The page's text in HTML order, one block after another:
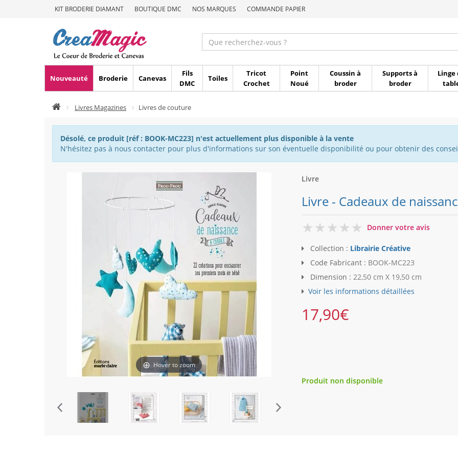
KIT BRODERIE DIAMANT BOUTIQUE DMC NOS MARQUES COMMANDE PAPIER
Nouveauté Broderie Canevas
Fils
DMC
Toiles
Tricot
Crochet
Point
Noué
Coussin à
broder
Supports à
broder
Linge
Livres Magazines Livres de couture
Désolé, ce produit [réf : BOOK-MC223] n'est actuellement plus disponible à la vente
N'hésitez pas à nous contacter pour plus d'informations sur son éventuelle disponibilité ou pour obtenir des
Hover to zoom
Livre
Livre - Cadeaux de
0
Donner votre avis
Collection : Librairie Créative
Code Fabricant : BOOK-MC223
Dimension : 22,50 cm X 19,50 cm
Voir les informations détaillées
17,90€
Produit non disponible